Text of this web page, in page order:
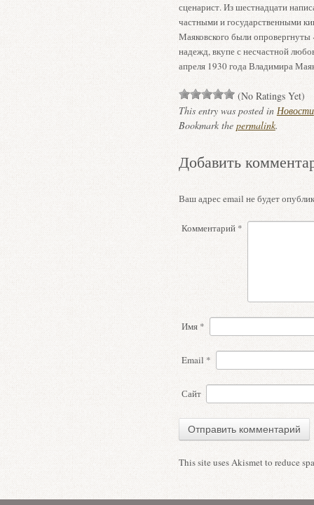
сценарист. Из шестнадцати
частными и государственными
Маяковского были
надежд, вкупе с несчастной
апреля 1930 года Владимира
(No Ratings Yet)
This entry was posted in Новости
Bookmark the permalink.
Добавить
Ваш адрес email не будет
Комментарий *
Имя *
Email *
Сайт
This site uses Akismet to reduce